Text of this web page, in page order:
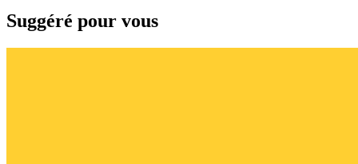
Suggéré pour vous